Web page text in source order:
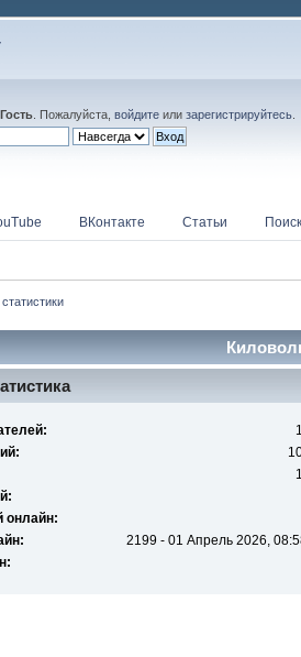
Гость . Пожалуйста, войдите или зарегистрируйтесь
ВКонтакте Статьи Поиск
онлайн:
2199 - 01 Апрель 2026,